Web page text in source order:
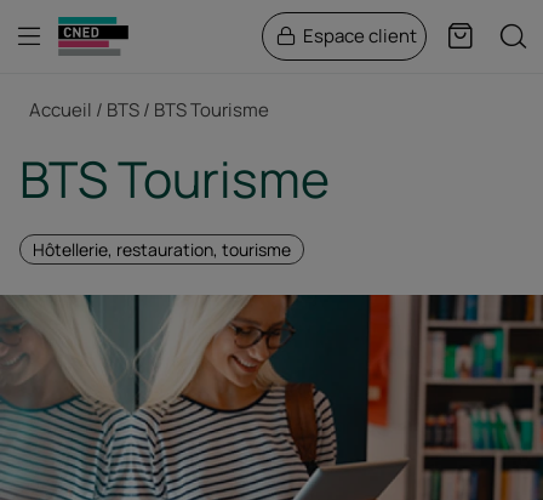
Menu Espace client Panier
Accueil BTS BTS Tourisme
BTS Tourisme
Hôtellerie, restauration, tourisme